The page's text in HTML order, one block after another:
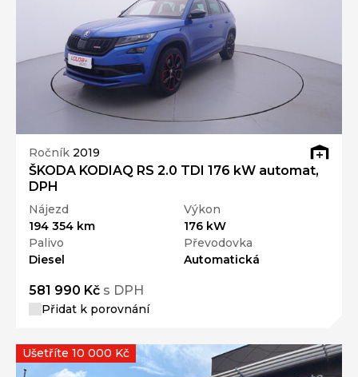
Ročník 2019
ŠKODA KODIAQ RS 2.0 TDI 176 kW automat,
DPH
Nájezd
194 354 km
Výkon
176 kW
Palivo
Diesel
Převodovka
Automatická
581 990 Kč s DPH
Přidat k porovnání
Ušetříte 10 000 Kč